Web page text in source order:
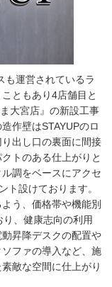
も運営されているラ
ともあり4店舗目と
大宮店』の新設工事
作壁はSTAYUPのロ
出し口の裏面に間接
トのある仕上がりと
調をベースにアクセ
ト設けております。
う、価格帯や機能別
、健康志向の利用
昇降デスクの配置や
ファの導入など、施
敵な空間に仕上がり